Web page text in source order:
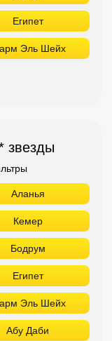
Египет
Эль Шейх
звезды
Аланья
Кемер
Бодрум
Египет
Эль Шейх
Абу Даби